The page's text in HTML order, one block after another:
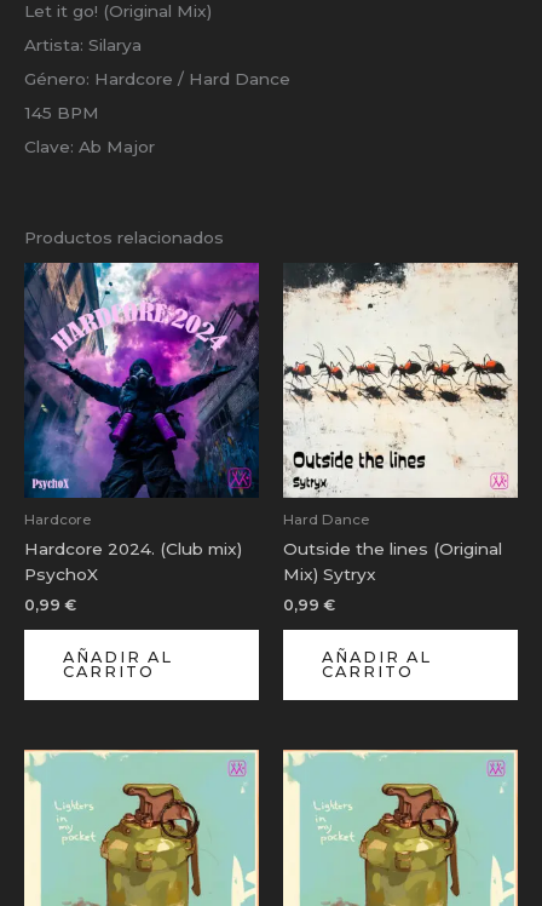
Let it go! (Original Mix)
Artista: Silarya
Género: Hardcore / Hard Dance
145 BPM
Clave: Ab Major
Productos relacionados
Hardcore
Hardcore 2024. (Club mix)
PsychoX
0,99 €
AÑADIR AL
CARRITO
Hard Dance
Outside the lines (Original
Mix) Sytryx
0,99 €
AÑADIR AL
CARRITO